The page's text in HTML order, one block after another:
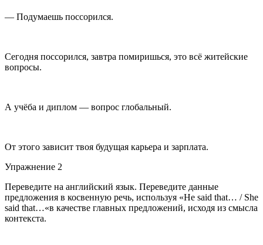
— Подумаешь поссорился.
Сегодня поссорился, завтра помиришься, это всё житейские
вопросы.
А учёба и диплом — вопрос глобальный.
От этого зависит твоя будущая карьера и зарплата.
Упражнение 2
Переведите на английский язык. Переведите данные
предложения в косвенную речь, используя «He said that… / She
said that…«в качестве главных предложений, исходя из смысла
контекста.